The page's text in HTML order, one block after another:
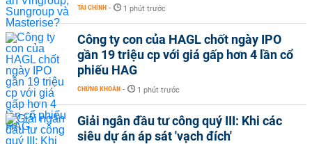
TÀI CHÍNH - 1 phút trước
Công ty con của HAGL chốt ngày IPO
gần 19 triệu cp với giá gấp hơn 4 lần cổ
phiếu HAG
CHỨNG KHOÁN - 1 phút trước
Giải ngân đầu tư công quý III: Khi các
siêu dự án áp sát 'vạch đích'